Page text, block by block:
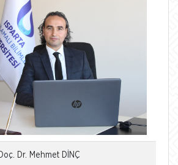
Doç. Dr. Mehmet DİNÇ